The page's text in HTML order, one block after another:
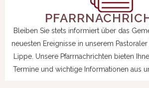
Bleiben Sie stets informiert über das
neuesten Ereignisse in unserem
Lippe. Unsere Pfarrnachrichten bieten
Termine und wichtige Informationen aus